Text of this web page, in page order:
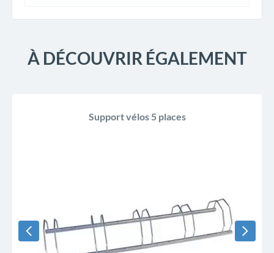
À DÉCOUVRIR ÉGALEMENT
Support vélos 5 places